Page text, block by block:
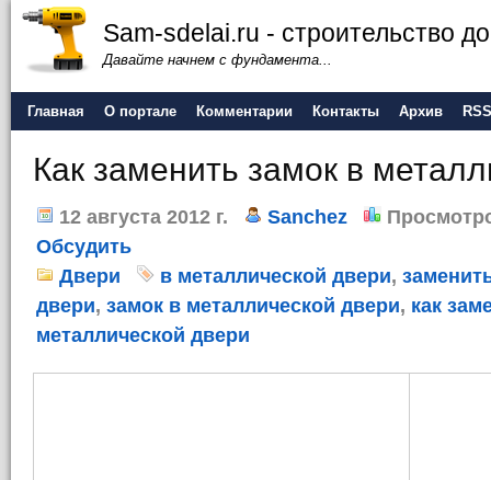
Sam-sdelai.ru - строительство
Давайте начнем с фундамента...
Главная О портале Комментарии Контакты Архив RSS
Как заменить замок в
12 августа 2012 г. Sanchez
Обсудить
Двери
в металлической двери,
двери, замок в металлической двери, как
металлической двери